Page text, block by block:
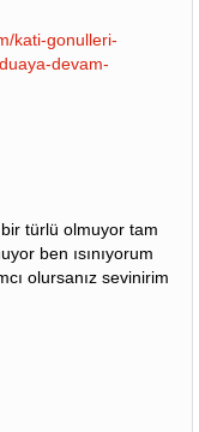
kati-gonulleri-
devam-
türlü olmuyor tam
ben ısınıyorum
olursanız sevinirim